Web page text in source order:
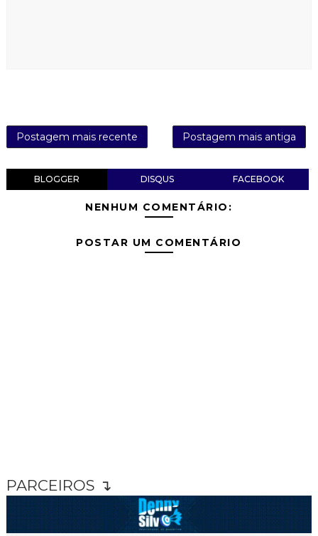
Postagem mais recente Postagem mais antiga
BLOGGER DISQUS FACEBOOK
NENHUM COMENTÁRIO:
POSTAR UM COMENTÁRIO
PARCEIROS ↴